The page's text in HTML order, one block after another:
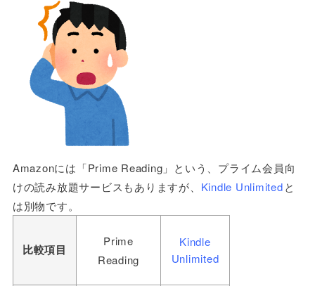
Amazonには「Prime Reading 」という、プライム会員向
けの読み放題サービスもありますが、 Kindle Unlimitedと
は別物です。
比較項目
Prime
Reading
Kindle
Unlimited